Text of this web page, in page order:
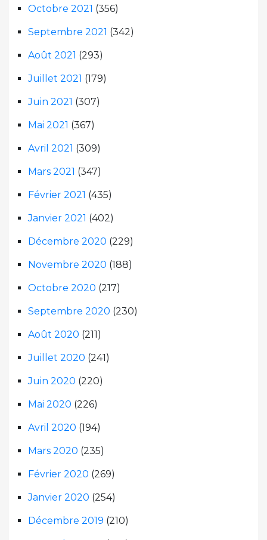
Octobre 2021 (356)
Septembre 2021 (342)
Août 2021 (293)
Juillet 2021 (179)
Juin 2021 (307)
Mai 2021 (367)
Avril 2021 (309)
Mars 2021 (347)
Février 2021 (435)
Janvier 2021 (402)
Décembre 2020 (229)
Novembre 2020 (188)
Octobre 2020 (217)
Septembre 2020 (230)
Août 2020 (211)
Juillet 2020 (241)
Juin 2020 (220)
Mai 2020 (226)
Avril 2020 (194)
Mars 2020 (235)
Février 2020 (269)
Janvier 2020 (254)
Décembre 2019 (210)